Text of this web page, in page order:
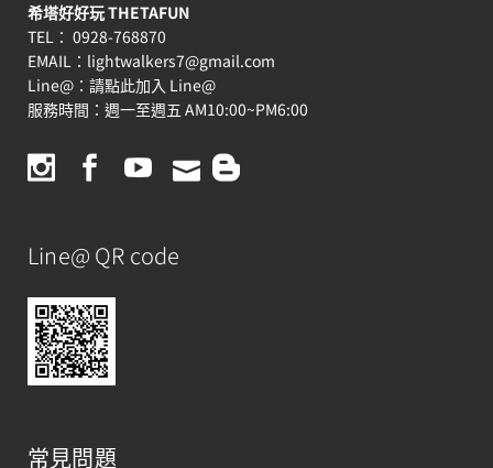
希塔好好玩 THETAFUN
TEL： 0928-768870
EMAIL： lightwalkers7@gmail.com
Line@： 請點此加入 Line@
服務時間：週一至週五 AM10:00~PM6:00
Line@ QR code
常見問題